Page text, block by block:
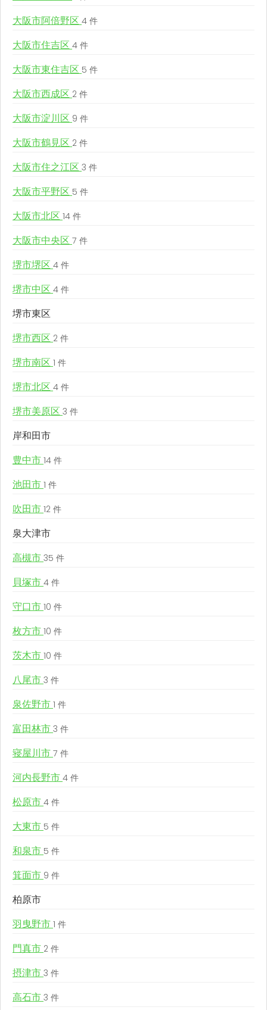
大阪市阿倍野区 4 件
大阪市住吉区 4 件
大阪市東住吉区 5 件
大阪市西成区 2 件
大阪市淀川区 9 件
大阪市鶴見区 2 件
大阪市住之江区 3 件
大阪市平野区 5 件
大阪市北区 14 件
大阪市中央区 7 件
堺市堺区 4 件
堺市中区 4 件
堺市東区
堺市西区 2 件
堺市南区 1 件
堺市北区 4 件
堺市美原区 3 件
岸和田市
豊中市 14 件
池田市 1 件
吹田市 12 件
泉大津市
高槻市 35 件
貝塚市 4 件
守口市 10 件
枚方市 10 件
茨木市 10 件
八尾市 3 件
泉佐野市 1 件
富田林市 3 件
寝屋川市 7 件
河内長野市 4 件
松原市 4 件
大東市 5 件
和泉市 5 件
箕面市 9 件
柏原市
羽曳野市 1 件
門真市 2 件
摂津市 3 件
高石市 3 件